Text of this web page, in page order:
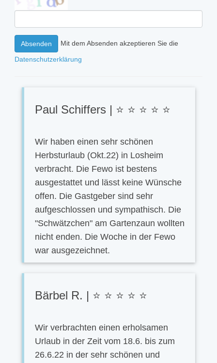
Absenden Mit dem Absenden akzeptieren Sie die
Datenschutzerklärung
Paul Schiffers | ⭐ ⭐ ⭐ ⭐ ⭐
Wir haben einen sehr schönen
Herbsturlaub (Okt.22) in Losheim
verbracht. Die Fewo ist bestens
ausgestattet und lässt keine Wünsche
offen. Die Gastgeber sind sehr
aufgeschlossen und sympathisch. Die
"Schwätzchen" am Gartenzaun wollten
nicht enden. Die Woche in der Fewo
war ausgezeichnet.
Bärbel R. | ⭐ ⭐ ⭐ ⭐ ⭐
Wir verbrachten einen erholsamen
Urlaub in der Zeit vom 18.6. bis zum
26.6.22 in der sehr schönen und